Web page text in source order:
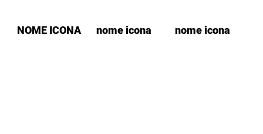
NOME ICONA nome icona nome icona